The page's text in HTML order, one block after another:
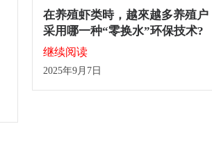
在养殖虾类時，越來越多养殖户
采用哪一种“零换水”环保技术?
继续阅读
2025年9月7日